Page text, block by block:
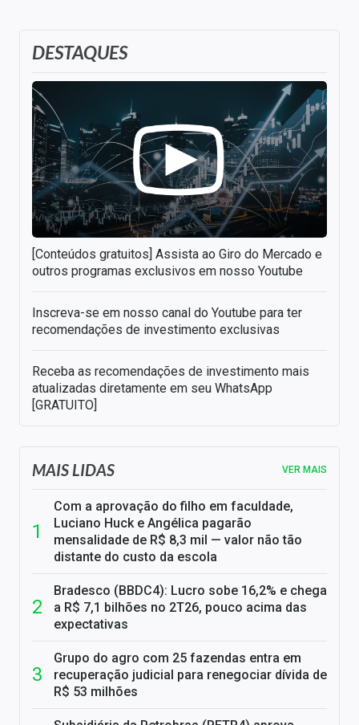
DESTAQUES
[Conteúdos gratuitos] Assista ao Giro do Mercado e
outros programas exclusivos em nosso Youtube
Inscreva-se em nosso canal do Youtube para ter
recomendações de investimento exclusivas
Receba as recomendações de investimento mais
atualizadas diretamente em seu WhatsApp
[GRATUITO]
MAIS LIDAS VER MAIS
Com a aprovação do filho em faculdade,
Luciano Huck e Angélica pagarão
mensalidade de R$ 8,3 mil — valor não tão
distante do custo da escola
Bradesco (BBDC4): Lucro sobe 16,2% e chega
a R$ 7,1 bilhões no 2T26, pouco acima das
expectativas
Grupo do agro com 25 fazendas entra em
recuperação judicial para renegociar dívida de
R$ 53 milhões